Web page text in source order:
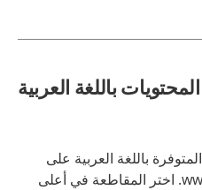
باللغة العربية
باللغة العربية على
الموقع الإلكتروني www.1177.se. اختر المقاطعة في أعلى